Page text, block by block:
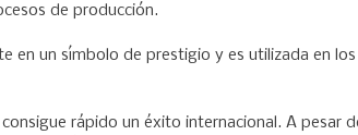
de producción.
en un símbolo de prestigio y es utilizada en
rápido un éxito internacional. A pesar